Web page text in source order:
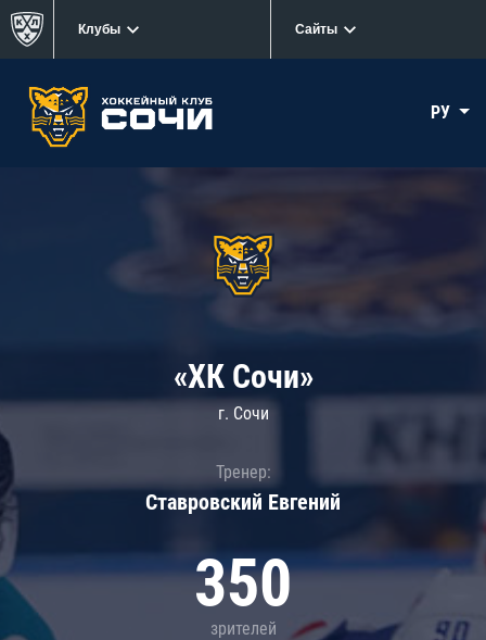
Клубы Сайты
РУ
«ХК Сочи»
г. Сочи
Тренер:
Ставровский Евгений
350
зрителей